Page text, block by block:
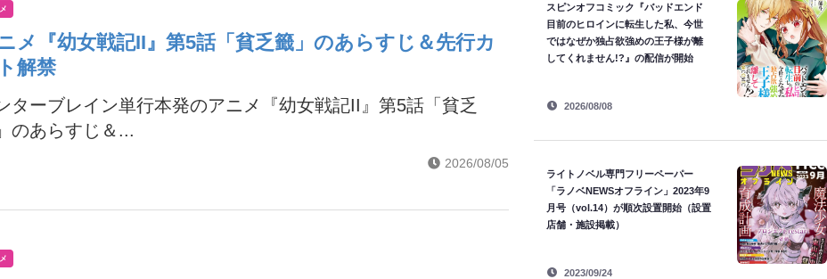
メ『幼女戦記II』第5話「貧乏籤」のあらすじ＆先行カ
解禁
ターブレイン単行本発のアニメ『幼女戦記II』第5話「貧乏
のあらすじ＆...
2026/08/05
スピンオフコミック『バッドエンド
目前のヒロインに転生した私、今世
ではなぜか独占欲強めの王子様が離
してくれません!?』の配信が開始
2026/08/08
ライトノベル専門フリーペーパー
「ラノベNEWSオフライン」2023年9
月号（vol.14）が順次設置開始（設置
店舗・施設掲載）
2023/09/24